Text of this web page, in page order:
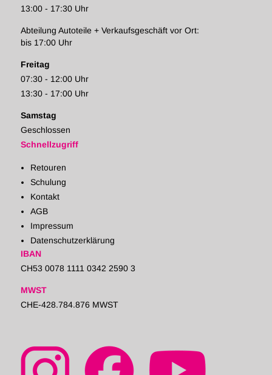
13:00 - 17:30 Uhr
Abteilung Autoteile + Verkaufsgeschäft vor Ort:
bis 17:00 Uhr
Freitag
07:30 - 12:00 Uhr
13:30 - 17:00 Uhr
Samstag
Geschlossen
Schnellzugriff
Retouren
Schulung
Kontakt
AGB
Impressum
Datenschutzerklärung
IBAN
CH53 0078 1111 0342 2590 3
MWST
CHE-428.784.876 MWST